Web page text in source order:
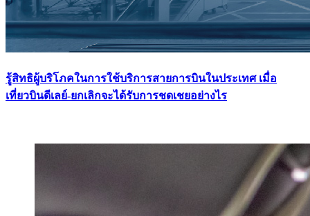
รู้สิทธิผู้บริโภคในการใช้บริการสายการบินในประเทศ เมื่อ
เที่ยวบินดีเลย์-ยกเลิกจะได้รับการชดเชยอย่างไร